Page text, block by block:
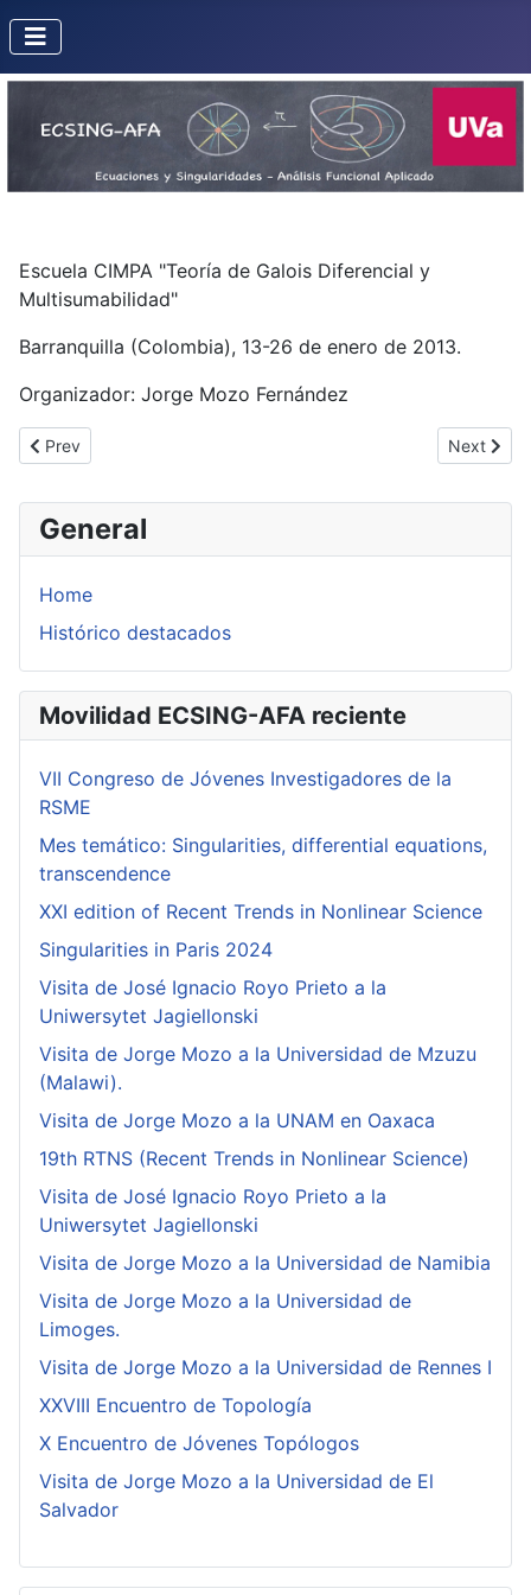
General
Home
Histórico destacados
Movilidad ECSING-AFA reciente
VII Congreso de Jóvenes Investigadores de la
RSME
Mes temático: Singularities, differential equations,
transcendence
XXI edition of Recent Trends in Nonlinear Science
Singularities in Paris 2024
Visita de José Ignacio Royo Prieto a la
Uniwersytet Jagiellonski
Visita de Jorge Mozo a la Universidad de Mzuzu
(Malawi).
Visita de Jorge Mozo a la UNAM en Oaxaca
19th RTNS (Recent Trends in Nonlinear Science)
Visita de José Ignacio Royo Prieto a la
Uniwersytet Jagiellonski
Visita de Jorge Mozo a la Universidad de Namibia
Visita de Jorge Mozo a la Universidad de
Limoges.
Visita de Jorge Mozo a la Universidad de Rennes I
XXVIII Encuentro de Topología
X Encuentro de Jóvenes Topólogos
Visita de Jorge Mozo a la Universidad de El
Salvador
Escuela CIMPA "Teoría de Galois Diferencial y
Multisumabilidad"
Barranquilla (Colombia), 13-26 de enero de 2013.
Organizador: Jorge Mozo Fernández
Previous article: Recent Trends in Algebraic Analysis (Padua. 1
Prev Next
Next